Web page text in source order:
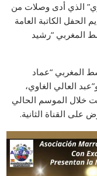
الذي أدى وصلات من
الكاتبة العامة
المغربي “رشيد
المغربي “عماد
العالي الغاوي،
خلال الموسم الحالي